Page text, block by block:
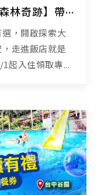
新竹親子飯店【夢幻國度．森林奇跡】帶孩子漫步山林、設施闖關抽奇跡扭蛋！
，開啟探索大
走進飯店就是
起入住領取專...